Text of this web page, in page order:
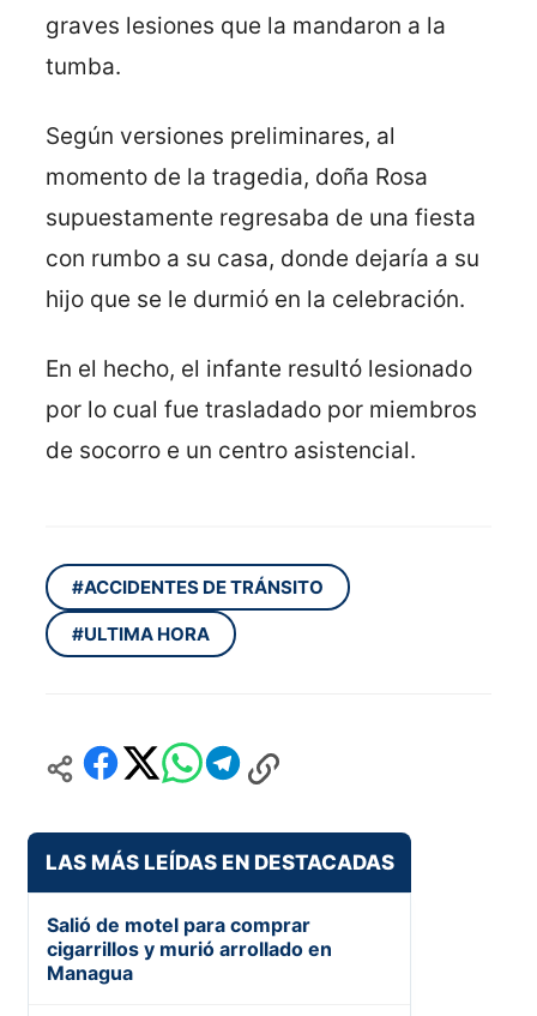
graves lesiones que la mandaron a la
tumba.
Según versiones preliminares, al
momento de la tragedia, doña Rosa
supuestamente regresaba de una fiesta
con rumbo a su casa, donde dejaría a su
hijo que se le durmió en la celebración.
En el hecho, el infante resultó lesionado
por lo cual fue trasladado por miembros
de socorro e un centro asistencial.
#ACCIDENTES DE TRÁNSITO
#ULTIMA HORA
LAS MÁS LEÍDAS EN DESTACADAS
Salió de motel para comprar
cigarrillos y murió arrollado en
Managua